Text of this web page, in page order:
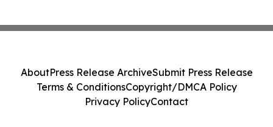
AboutPress Release ArchiveSubmit Press Release
Terms & ConditionsCopyright/DMCA Policy
Privacy PolicyContact